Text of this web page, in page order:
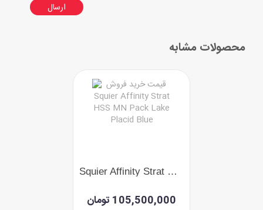
ارسال
محصولات مشابه
Squier Affinity Strat HSS MN Pack Lake Placid Blue
105,500,000 تومان